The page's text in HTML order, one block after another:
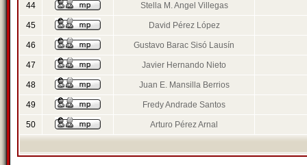
44 Stella M. Angel Villegas
45 David Pérez López
46 Gustavo Barac Sisó Lausín
47 Javier Hernando Nieto
48 Juan E. Mansilla Berrios
49 Fredy Andrade Santos
50 Arturo Pérez Arnal